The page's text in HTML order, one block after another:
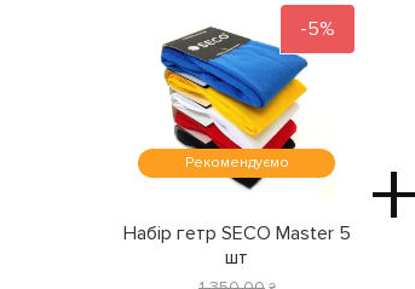
-5%
Рекомендуємо +
Набір гетр SECO Master 5
шт